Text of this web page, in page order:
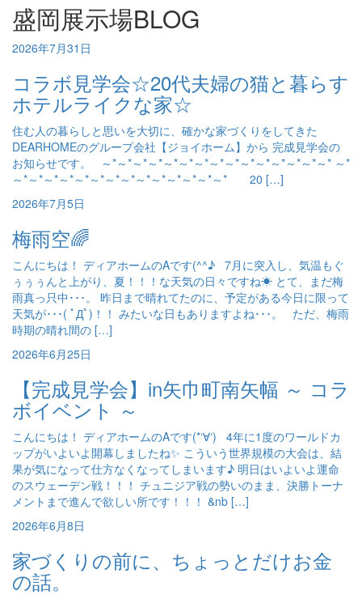
盛岡展示場BLOG
2026年7月31日
コラボ見学会☆20代夫婦の猫と暮らす
ホテルライクな家☆
住む人の暮らしと思いを大切に、確かな家づくりをしてきた
DEARHOMEのグループ会社【ジョイホーム】から 完成見学会の
お知らせです。 ～*～*～*～*～*～*～*～*～*～*～*～*～*～*～* ～*
～*～*～*～*～*～*～*～*～*～*～*～*～*～* 20 […]
2026年7月5日
梅雨空🌈
こんにちは！ ディアホームのAです(^^♪ 7月に突入し、気温もぐ
ぅぅぅんと上がり、夏！！！な天気の日々ですね☀ とて、まだ梅
雨真っ只中･･･。 昨日まで晴れてたのに、予定がある今日に限って
天気が･･･( ﾟДﾟ)！！ みたいな日もありますよね･･･。 ただ、梅雨
時期の晴れ間の […]
2026年6月25日
【完成見学会】in矢巾町南矢幅 ～ コラ
ボイベント ～
こんにちは！ ディアホームのAです(*‘∀‘) 4年に1度のワールドカ
ップがいよいよ開幕しましたね✨ こういう世界規模の大会は、結
果が気になって仕方なくなってしまいます♪ 明日はいよいよ運命
のスウェーデン戦！！！ チュニジア戦の勢いのまま、決勝トーナ
メントまで進んで欲しい所です！！！ &nb […]
2026年6月8日
家づくりの前に、ちょっとだけお金
の話。